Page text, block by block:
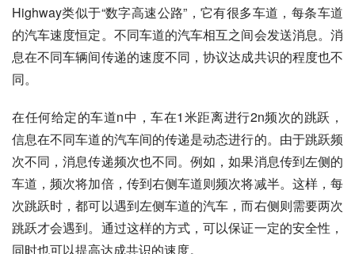
Highway类似于“数字高速公路”，它有很多车道，每条车道
的汽车速度恒定。不同车道的汽车相互之间会发送消息。消
息在不同车辆间传递的速度不同，协议达成共识的程度也不
同。
在任何给定的车道n中，车在1米距离进行2n频次的跳跃，
信息在不同车道的汽车间的传递是动态进行的。由于跳跃频
次不同，消息传递频次也不同。例如，如果消息传到左侧的
车道，频次将加倍，传到右侧车道则频次将减半。这样，每
次跳跃时，都可以遇到左侧车道的汽车，而右侧则需要两次
跳跃才会遇到。通过这样的方式，可以保证一定的安全性，
同时也可以提高达成共识的速度。